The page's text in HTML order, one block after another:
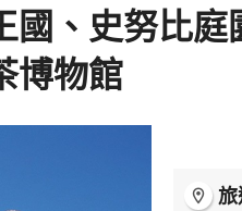
國、史努比庭
博物館
room